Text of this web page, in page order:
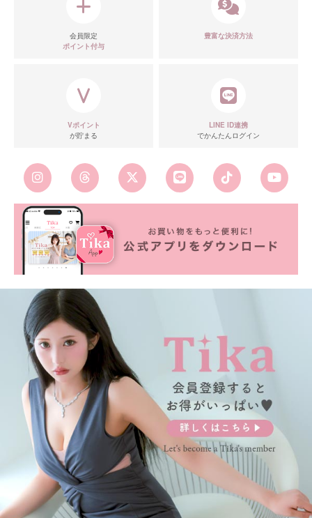
■カラーバリエーション
会員限定
ポイント付与
豊富な決済方法
Vポイント
が貯まる
LINE ID連携
でかんたんログイン